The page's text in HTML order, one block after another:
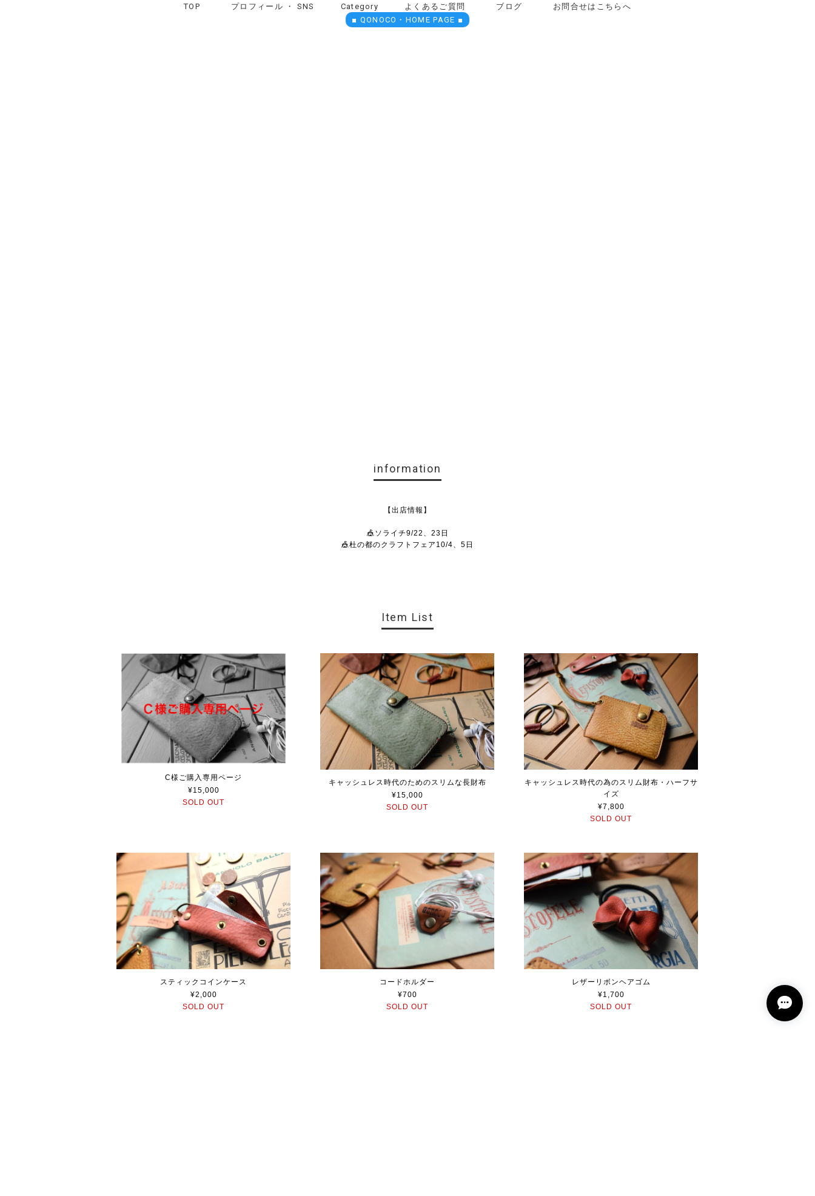
TOP プロフィール ・ SNS Category よくあるご質問 ブログ
お問合せはこちらへ
■ QONOCO・HOME PAGE ■
information
【出店情報】
🎪ソライチ9/22、23日
🎪杜の都のクラフトフェア10/4、5日
Item List
C様ご購入専用ページ
¥15,000
SOLD OUT
キャッシュレス時代のためのスリムな長財布
¥15,000
SOLD OUT
キャッシュレス時代の為のスリム財布・ハーフサ
イズ
¥7,800
SOLD OUT
スティックコインケース
¥2,000
SOLD OUT
コードホルダー
¥700
SOLD OUT
レザーリボンヘアゴム
¥1,700
SOLD OUT